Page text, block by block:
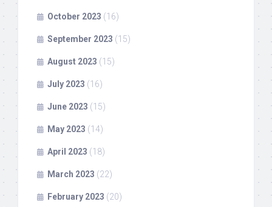
October 2023 (16)
September 2023 (15)
August 2023 (15)
July 2023 (16)
June 2023 (15)
May 2023 (14)
April 2023 (18)
March 2023 (22)
February 2023 (20)